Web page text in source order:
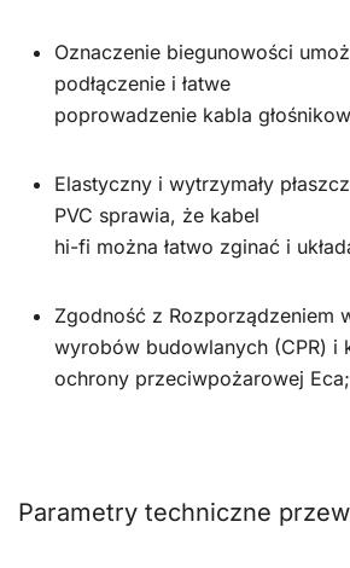
Oznaczenie biegunowości
podłączenie i łatwe
poprowadzenie kabla
Elastyczny i wytrzymały
PVC sprawia, że kabel
hi-fi można łatwo zginać i
Zgodność z Rozporządzeniem
wyrobów budowlanych (CPR) i
ochrony przeciwpożarowej Eca;
Parametry techniczne